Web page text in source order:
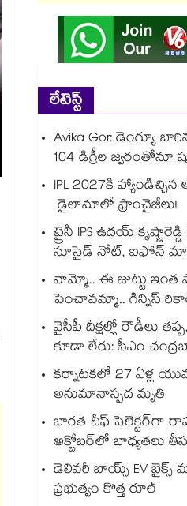
లేటెస్ట్
Avika Gor: డెంగ్యూ
104 డిగ్రీల
IPL 2027కి హ్యాండిచ్చిన
డైలామాలో ఫ్రాంచైజీలు!
ట్రైనీ IPS ఉదయ్‌
సూసైడ్‌ నోట్‌, ఐఫోన్‌
వామ్మో.. ఈ జుట్టు
పెంచావమ్మా.. గిన్నిస్
వైసీపీ దీక్షల్లో రౌడీలు
కూడా లేరు: సీఎం
కర్నాటకలో 27 ఏళ్ల
అనుమానాస్పద మృతి
భారత చీఫ్ సెలెక్టర్⁬గా
అక్టోబర్‌లో బాధ్యతలు
డెలివరీ బాయ్స్ EV
ప్రభుత్వం కొత్త రూల్